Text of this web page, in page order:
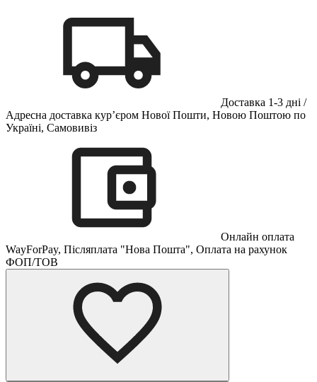
Доставка 1-3 дні /
Адресна доставка кур’єром Нової Пошти, Новою Поштою по
Україні, Самовивіз
Онлайн оплата
WayForPay, Післяплата "Нова Пошта", Оплата на рахунок
ФОП/ТОВ